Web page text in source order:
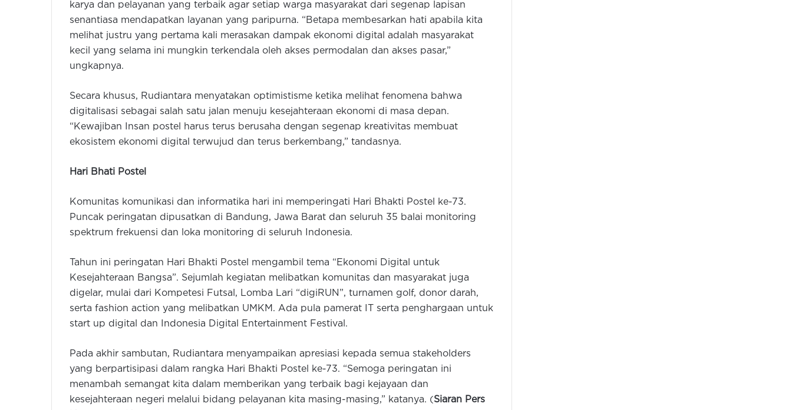
karya dan pelayanan yang terbaik agar setiap warga masyarakat dari segenap lapisan
senantiasa mendapatkan layanan yang paripurna. “Betapa membesarkan hati apabila kita
melihat justru yang pertama kali merasakan dampak ekonomi digital adalah masyarakat
kecil yang selama ini mungkin terkendala oleh akses permodalan dan akses pasar,”
ungkapnya.
Secara khusus, Rudiantara menyatakan optimistisme ketika melihat fenomena bahwa
digitalisasi sebagai salah satu jalan menuju kesejahteraan ekonomi di masa depan.
“Kewajiban Insan postel harus terus berusaha dengan segenap kreativitas membuat
ekosistem ekonomi digital terwujud dan terus berkembang,” tandasnya.
Hari Bhati Postel
Komunitas komunikasi dan informatika hari ini memperingati Hari Bhakti Postel ke-73.
Puncak peringatan dipusatkan di Bandung, Jawa Barat dan seluruh 35 balai monitoring
spektrum frekuensi dan loka monitoring di seluruh Indonesia.
Tahun ini peringatan Hari Bhakti Postel mengambil tema “Ekonomi Digital untuk
Kesejahteraan Bangsa”. Sejumlah kegiatan melibatkan komunitas dan masyarakat juga
digelar, mulai dari Kompetesi Futsal, Lomba Lari “digiRUN”, turnamen golf, donor darah,
serta fashion action yang melibatkan UMKM. Ada pula pamerat IT serta penghargaan untuk
start up digital dan Indonesia Digital Entertainment Festival.
Pada akhir sambutan, Rudiantara menyampaikan apresiasi kepada semua stakeholders
yang berpartisipasi dalam rangka Hari Bhakti Postel ke-73. “Semoga peringatan ini
menambah semangat kita dalam memberikan yang terbaik bagi kejayaan dan
kesejahteraan negeri melalui bidang pelayanan kita masing-masing,” katanya. (Siaran Pers
Wamen Komdigi Kunjungi IBM dan
Plexal Innovation di London
Gubernur Buka Gelar Teknologi